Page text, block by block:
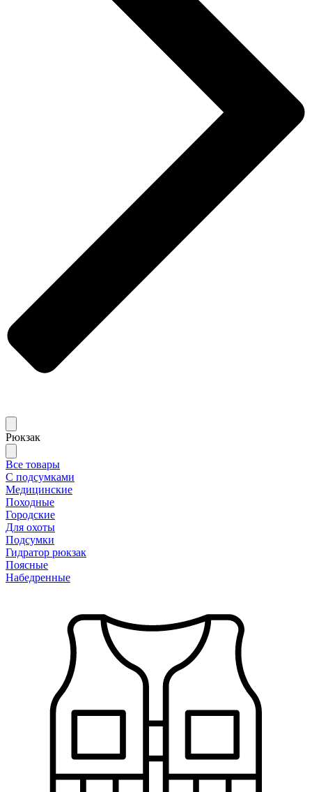
Рюкзак
Все товары
С подсумками
Медицинские
Походные
Городские
Для охоты
Подсумки
Гидратор рюкзак
Поясные
Набедренные